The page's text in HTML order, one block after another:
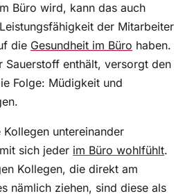
Büro wird, kann das auch
der Mitarbeiter
die Gesundheit im Büro haben.
Sauerstoff enthält, versorgt den
Folge: Müdigkeit und
untereinander
sich jeder im Büro wohlfühlt.
Kollegen, die direkt am
nämlich ziehen, sind diese als